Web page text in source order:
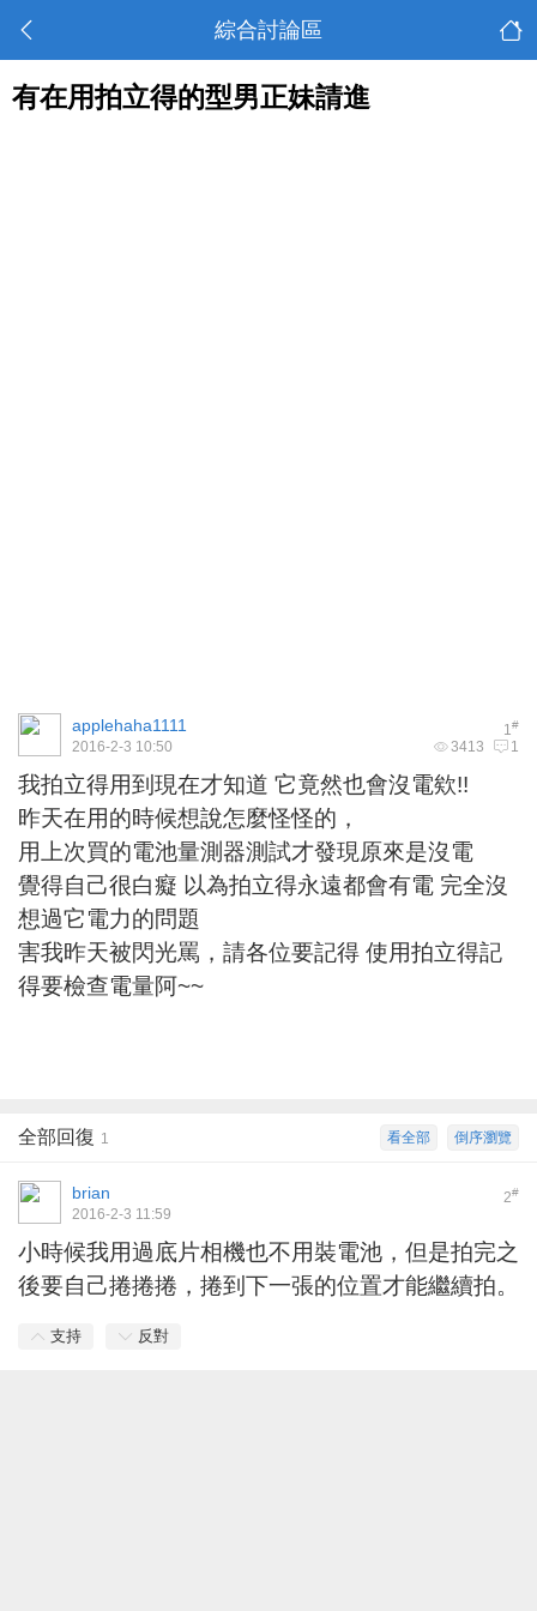
綜合討論區
有在用拍立得的型男正妹請進
1#
applehaha1111
3413 1
2016-2-3 10:50
我拍立得用到現在才知道 它竟然也會沒電欸!!
昨天在用的時候想說怎麼怪怪的，
用上次買的電池量測器測試才發現原來是沒電
覺得自己很白癡 以為拍立得永遠都會有電 完全沒
想過它電力的問題
害我昨天被閃光罵，請各位要記得 使用拍立得記
得要檢查電量阿~~
倒序瀏覽
看全部
全部回復 1
2#
brian
2016-2-3 11:59
小時候我用過底片相機也不用裝電池，但是拍完之
後要自己捲捲捲，捲到下一張的位置才能繼續拍。
支持 反對